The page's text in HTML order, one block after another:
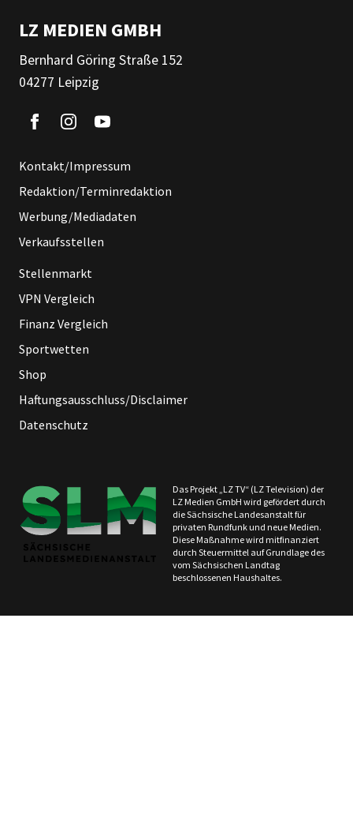
LZ MEDIEN GMBH
Bernhard Göring Straße 152
04277 Leipzig
Kontakt/Impressum
Redaktion/Terminredaktion
Werbung/Mediadaten
Verkaufsstellen
Stellenmarkt
VPN Vergleich
Finanz Vergleich
Sportwetten
Shop
Haftungsausschluss/Disclaimer
Datenschutz
Das Projekt „LZ TV“ (LZ Television) der
LZ Medien GmbH wird gefördert durch
die Sächsische Landesanstalt für
privaten Rundfunk und neue Medien.
Diese Maßnahme wird mitfinanziert
durch Steuermittel auf Grundlage des
vom Sächsischen Landtag
beschlossenen Haushaltes.